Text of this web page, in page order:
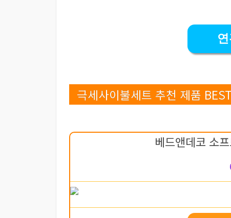
극세사이불세트 추천 제품
베드앤데코 소